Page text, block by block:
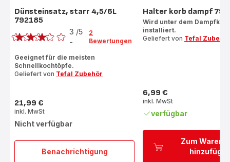
Benachrichtigung
Dünsteinsatz,
Dünsteinsatz, starr 4,5/6L
792185
Bewertung
mit
3
Sternen
3 /5
-
2
Bewertungen
Geeignet für die meisten
Schnellkochtöpfe.
Geliefert von Tefal Zubehör
Preis
21,99 €
inkl. MwSt
Nicht verfügbar
Zum
Halter korb dampf
Wird unter dem
installiert.
Geliefert von Tefal
Preis
6,99 €
inkl. MwSt
verfügbar